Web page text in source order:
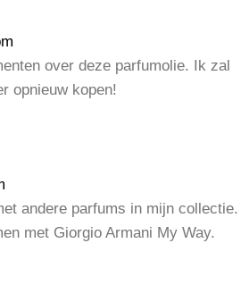
over deze parfumolie. Ik zal
opnieuw kopen!
andere parfums in mijn collectie.
met Giorgio Armani My Way.